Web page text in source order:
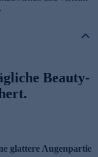
Beauty-
glattere Augenpartie